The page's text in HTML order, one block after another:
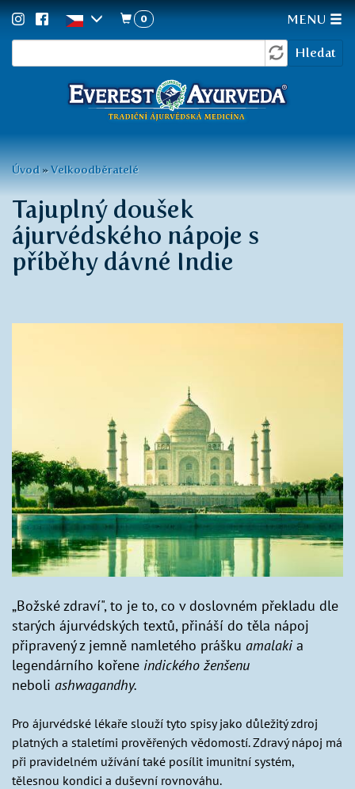
Hledat
0 MENU
Jste
zde
Úvod »Velkoodběratelé
Tajuplný doušek
ájurvédského nápoje s
příběhy dávné Indie
„Božské zdraví", to je to, co v doslovném překladu dle
starých ájurvédských textů, přináší do těla nápoj
připravený z jemně namletého prášku amalaki a
legendárního kořene indického ženšenu
neboli ashwagandhy.
Pro ájurvédské lékaře slouží tyto spisy jako důležitý zdroj
platných a staletími prověřených vědomostí. Zdravý nápoj má
při pravidelném užívání také posílit imunitní systém,
tělesnou kondici a duševní rovnováhu.